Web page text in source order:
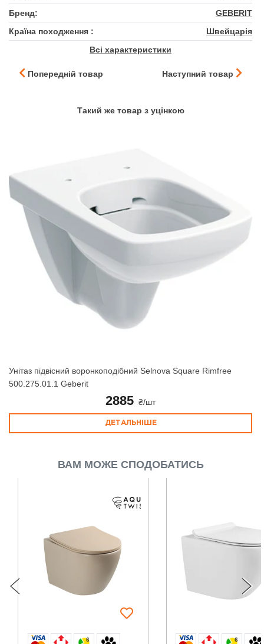
Бренд:
GEBERIT
Країна походження :
Швейцарія
Всі характеристики
Попередній товар Наступний товар
Такий же товар з уцінкою
Унітаз підвісний воронкоподібний Selnova Square Rimfree
500.275.01.1 Geberit
2885 ₴/шт
ДЕТАЛЬНІШЕ
ВАМ МОЖЕ СПОДОБАТИСЬ
6 6